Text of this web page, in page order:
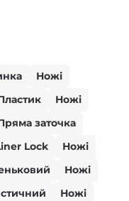
Ножі
Ножі
заточка
Lock
Ножі
Ножі
Ножі